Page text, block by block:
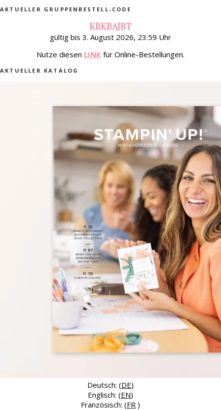
AKTUELLER GRUPPENBESTELL-CODE
KBKBAJBT
gültig bis 3. August 2026, 23:59 Uhr
Nutze diesen LINK für Online-Bestellungen.
AKTUELLER KATALOG
Deutsch: (DE)
Englisch: (EN)
Französisch: (FR )